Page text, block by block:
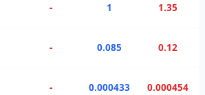
- 1 1.35
- 0.085 0.12
- 0.000433 0.000454